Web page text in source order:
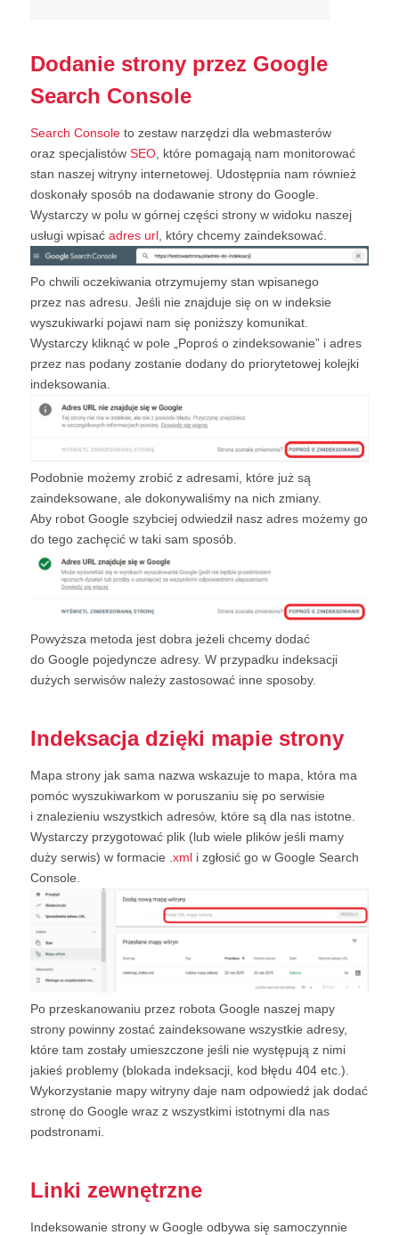
Dodanie strony przez Google
Search Console
Search Consoleto zestaw narzędzi dla webmasterów
oraz specjalistów SEO, które pomagają nam monitorować
stan naszej witryny internetowej. Udostępnia nam również
doskonały sposób na dodawanie strony do Google.
Wystarczy w polu w górnej części strony w widoku naszej
usługi wpisać adres url, który chcemy zaindeksować.
Po chwili oczekiwania otrzymujemy stan wpisanego
przez nas adresu. Jeśli nie znajduje się on w indeksie
wyszukiwarki pojawi nam się poniższy komunikat.
Wystarczy kliknąć w pole „Poproś o zindeksowanie” i adres
przez nas podany zostanie dodany do priorytetowej kolejki
indeksowania.
Podobnie możemy zrobić z adresami, które już są
zaindeksowane, ale dokonywaliśmy na nich zmiany.
Aby robot Google szybciej odwiedził nasz adres możemy go
do tego zachęcić w taki sam sposób.
Powyższa metoda jest dobra jeżeli chcemy dodać
do Google pojedyncze adresy. W przypadku indeksacji
dużych serwisów należy zastosować inne sposoby.
Indeksacja dzięki mapie strony
Mapa strony jak sama nazwa wskazuje to mapa, która ma
pomóc wyszukiwarkom w poruszaniu się po serwisie
i znalezieniu wszystkich adresów, które są dla nas istotne.
Wystarczy przygotować plik (lub wiele plików jeśli mamy
duży serwis) w formacie . xmli zgłosić go w Google Search
Console.
Po przeskanowaniu przez robota Google naszej mapy
strony powinny zostać zaindeksowane wszystkie adresy,
które tam zostały umieszczone jeśli nie występują z nimi
jakieś problemy (blokada indeksacji, kod błędu 404 etc.).
Wykorzystanie mapy witryny daje nam odpowiedź jak dodać
stronę do Google wraz z wszystkimi istotnymi dla nas
podstronami.
Linki zewnętrzne
Indeksowanie strony w Google odbywa się samoczynnie